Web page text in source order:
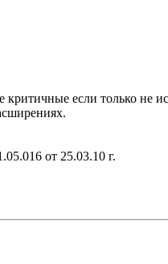
если только не
от 25.03.10 г.